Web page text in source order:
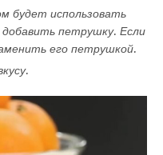
будет использовать
петрушку. Если
его петрушкой.